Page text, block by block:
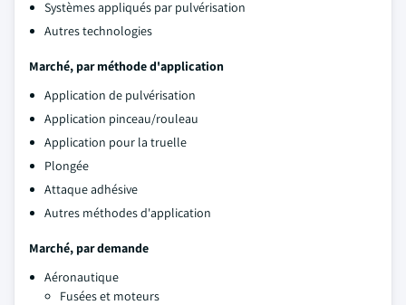
Systèmes appliqués par pulvérisation
Autres technologies
Marché, par méthode d'application
Application de pulvérisation
Application pinceau/rouleau
Application pour la truelle
Plongée
Attaque adhésive
Autres méthodes d'application
Marché, par demande
Aéronautique
Fusées et moteurs